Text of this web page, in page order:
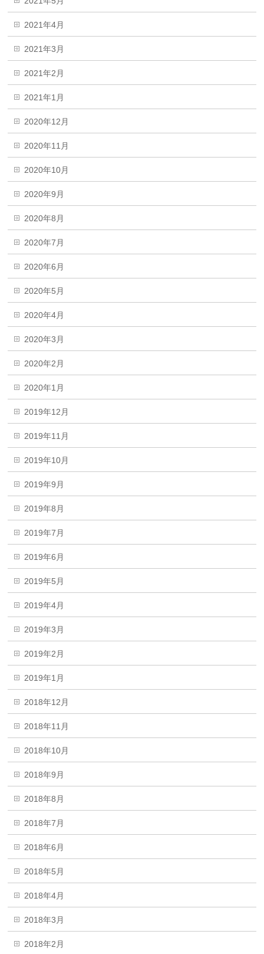
2021年4月
2021年3月
2021年2月
2021年1月
2020年12月
2020年11月
2020年10月
2020年9月
2020年8月
2020年7月
2020年6月
2020年5月
2020年4月
2020年3月
2020年2月
2020年1月
2019年12月
2019年11月
2019年10月
2019年9月
2019年8月
2019年7月
2019年6月
2019年5月
2019年4月
2019年3月
2019年2月
2019年1月
2018年12月
2018年11月
2018年10月
2018年9月
2018年8月
2018年7月
2018年6月
2018年5月
2018年4月
2018年3月
2018年2月